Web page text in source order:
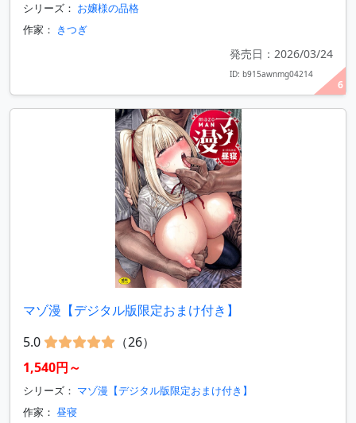
6
シリーズ： お嬢様の品格
作家： きつぎ
発売日：2026/03/24
ID: b915awnmg04214
マゾ漫【デジタル版限定おまけ付き】
5.0
（26）
1,540円～
シリーズ： マゾ漫【デジタル版限定おまけ付き】
作家： 昼寝